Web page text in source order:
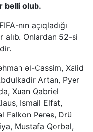
bəlli olub.
nın açıqladığı
alıb. Onlardan 52-si
əl-Cassim, Xalid
Artan, Pyer
Xuan Qabriel
İsmail Elfat,
Falkon Peres, Drü
Mustafa Qorbal,